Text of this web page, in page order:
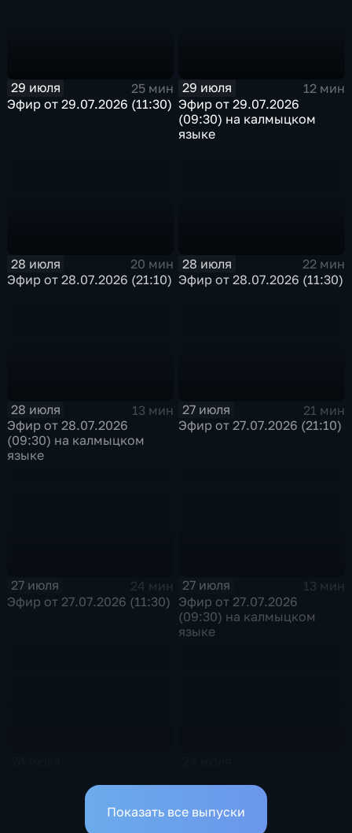
29 июля
25 мин
Эфир от 29.07.2026 (11:30)
29 июля
12 мин
Эфир от 29.07.2026
(09:30) на калмыцком
языке
28 июля
20 мин
Эфир от 28.07.2026 (21:10)
28 июля
22 мин
Эфир от 28.07.2026 (11:30)
28 июля
13 мин
Эфир от 28.07.2026
(09:30) на калмыцком
языке
27 июля
21 мин
Эфир от 27.07.2026 (21:10)
27 июля
24 мин
Эфир от 27.07.2026 (11:30)
27 июля
13 мин
Эфир от 27.07.2026
(09:30) на калмыцком
языке
Показать все выпуски